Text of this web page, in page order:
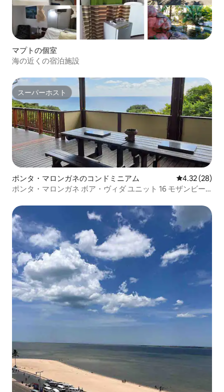
マプトの個室
海の近くの宿泊施設
スーパーホスト
スーパーホスト
ポンタ・マロンガネのコンドミニアム レビュー28
4.32 (28)
ポンタ・マロンガネ ボア・ヴィダ ユニット 16 モザンビー